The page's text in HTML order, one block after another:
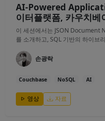
AI-Powered
이터플랫폼, 카우치베
이 세션에서는 JSON Document
를 소개하고, SQL 기반의 하이브
손광락
Couchbase NoSQL AI
영상 자료